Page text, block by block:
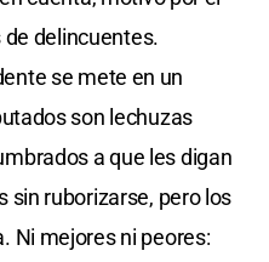
delincuentes.
se mete en un
son lechuzas
a que les digan
sin ruborizarse, pero los
Ni mejores ni peores: